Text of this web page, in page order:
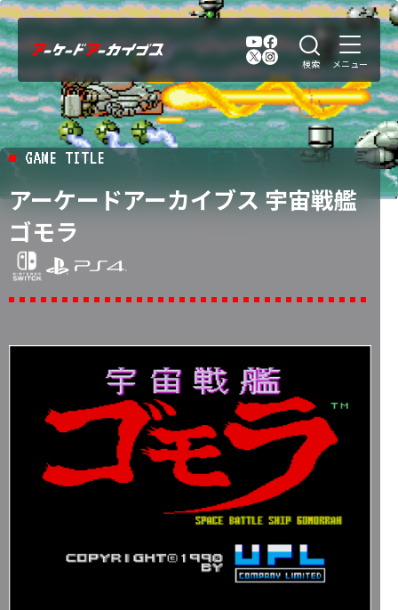
GAME TITLE
アーケードアーカイブス 宇宙戦艦
ゴモラ